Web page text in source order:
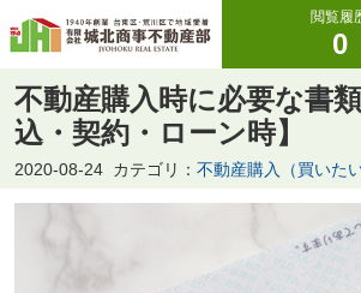
閲覧履
0
不動産購入時に必要な書
込・契約・ローン時】
2020-08-24 カテゴリ： 不動産購入（買いたい